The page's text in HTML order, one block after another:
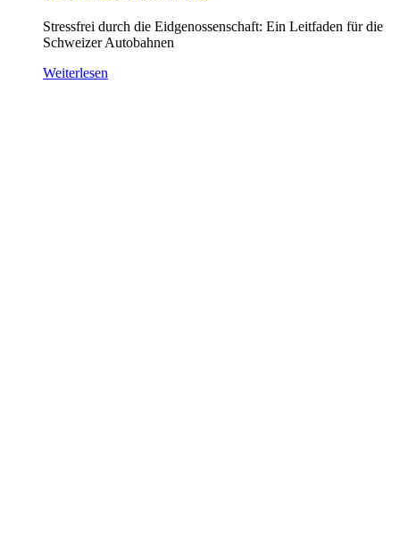
Stressfrei durch die Eidgenossenschaft: Ein Leitfaden für die
Schweizer Autobahnen
Weiterlesen